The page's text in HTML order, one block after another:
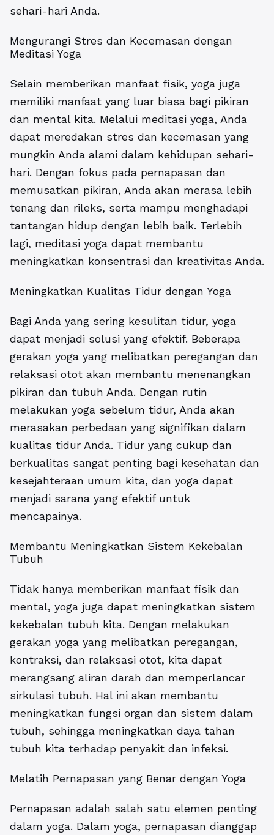
sehari-hari Anda.
Mengurangi Stres dan Kecemasan dengan
Meditasi Yoga
Selain memberikan manfaat fisik, yoga juga
memiliki manfaat yang luar biasa bagi pikiran
dan mental kita. Melalui meditasi yoga, Anda
dapat meredakan stres dan kecemasan yang
mungkin Anda alami dalam kehidupan sehari-
hari. Dengan fokus pada pernapasan dan
memusatkan pikiran, Anda akan merasa lebih
tenang dan rileks, serta mampu menghadapi
tantangan hidup dengan lebih baik. Terlebih
lagi, meditasi yoga dapat membantu
meningkatkan konsentrasi dan kreativitas Anda.
Meningkatkan Kualitas Tidur dengan Yoga
Bagi Anda yang sering kesulitan tidur, yoga
dapat menjadi solusi yang efektif. Beberapa
gerakan yoga yang melibatkan peregangan dan
relaksasi otot akan membantu menenangkan
pikiran dan tubuh Anda. Dengan rutin
melakukan yoga sebelum tidur, Anda akan
merasakan perbedaan yang signifikan dalam
kualitas tidur Anda. Tidur yang cukup dan
berkualitas sangat penting bagi kesehatan dan
kesejahteraan umum kita, dan yoga dapat
menjadi sarana yang efektif untuk
mencapainya.
Membantu Meningkatkan Sistem Kekebalan
Tubuh
Tidak hanya memberikan manfaat fisik dan
mental, yoga juga dapat meningkatkan sistem
kekebalan tubuh kita. Dengan melakukan
gerakan yoga yang melibatkan peregangan,
kontraksi, dan relaksasi otot, kita dapat
merangsang aliran darah dan memperlancar
sirkulasi tubuh. Hal ini akan membantu
meningkatkan fungsi organ dan sistem dalam
tubuh, sehingga meningkatkan daya tahan
tubuh kita terhadap penyakit dan infeksi.
Melatih Pernapasan yang Benar dengan Yoga
Pernapasan adalah salah satu elemen penting
dalam yoga. Dalam yoga, pernapasan dianggap